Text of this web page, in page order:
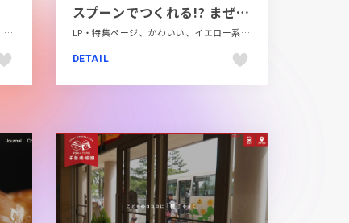
LP・特集ページ、グレー系、シンプル、タイポグラフィー、テクノロジー・サイエンス、フラットデザイン、メディアサイト、海外サイト
スプーンでつくれる!? まぜたらチーズケーキ | フィラデルフィアクリームチーズ
LP・特集ページ、かわいい、イエロー系、イラスト、ブルー系、ポップ、飲料・食品
DETAIL